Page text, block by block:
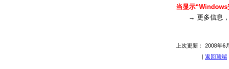
当显示“Windows
→ 更多信息
上次更新： 2008年6
| 返回顶端